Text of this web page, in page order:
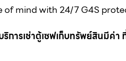
of mind with 24/7 G4S
ริการเช่าตู้เซฟเก็บทรัพย์สินมีค่